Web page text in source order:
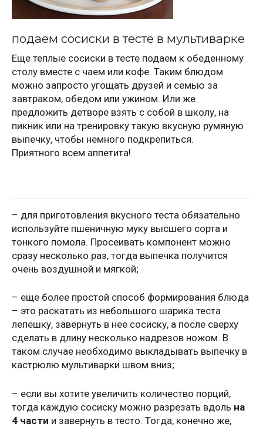
подаем сосиски в тесте в мультиварке
Еще теплые сосиски в тесте подаем к обеденному
столу вместе с чаем или кофе. Таким блюдом
можно запросто угощать друзей и семью за
завтраком, обедом или ужином. Или же
предложить детворе взять с собой в школу, на
пикник или на тренировку такую вкусную румяную
выпечку, чтобы немного подкрепиться.
Приятного всем аппетита!
– для приготовления вкусного теста обязательно
используйте пшеничную муку высшего сорта и
тонкого помола. Просеивать компонент можно
сразу несколько раз, тогда выпечка получится
очень воздушной и мягкой;
– еще более простой способ формирования блюда
– это раскатать из небольшого шарика теста
лепешку, завернуть в нее сосиску, а после сверху
сделать в длину несколько надрезов ножом. В
таком случае необходимо выкладывать выпечку в
кастрюлю мультиварки швом вниз;
– если вы хотите увеличить количество порций,
тогда каждую сосиску можно разрезать вдоль на
4 части и завернуть в тесто. Тогда, конечно же,